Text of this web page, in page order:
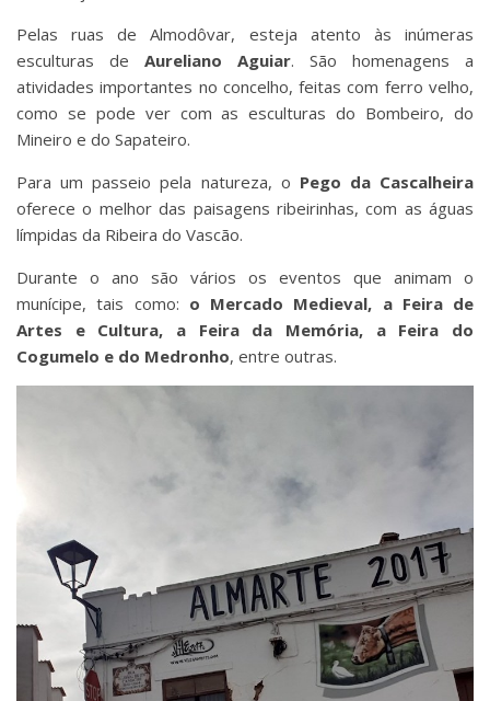
Pelas ruas de Almodôvar, esteja atento às inúmeras
esculturas de Aureliano Aguiar. São homenagens a
atividades importantes no concelho, feitas com ferro velho,
como se pode ver com as esculturas do Bombeiro, do
Mineiro e do Sapateiro.
Para um passeio pela natureza, o Pego da Cascalheira
oferece o melhor das paisagens ribeirinhas, com as águas
límpidas da Ribeira do Vascão.
Durante o ano são vários os eventos que animam o
munícipe, tais como: o Mercado Medieval, a Feira de
Artes e Cultura, a Feira da Memória, a Feira do
Cogumelo e do Medronho, entre outras.